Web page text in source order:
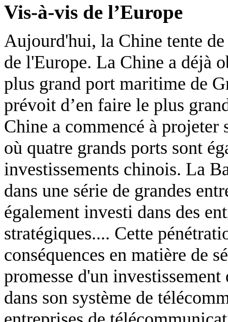
Vis-à-vis de l’Europe
Aujourd'hui, la Chine tente
de l'Europe. La Chine a déjà
plus grand port maritime de
prévoit d’en faire le plus
Chine a commencé à projeter
où quatre grands ports sont
investissements chinois. La
dans une série de grandes
également investi dans des
stratégiques.... Cette
conséquences en matière de
promesse d'un
dans son système de